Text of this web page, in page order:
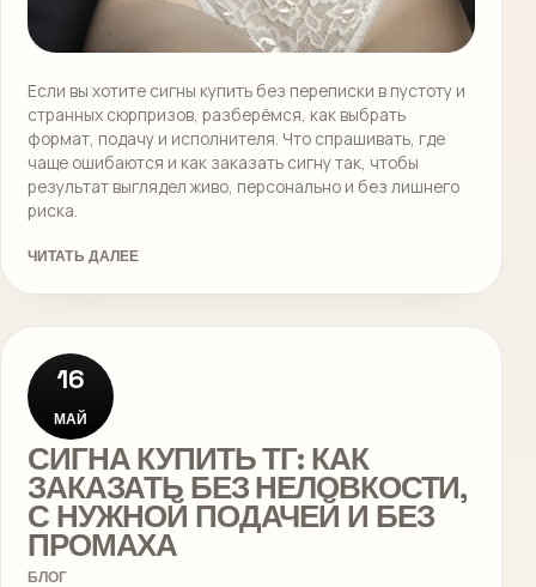
Если вы хотите сигны купить без переписки в пустоту и
странных сюрпризов, разберёмся, как выбрать
формат, подачу и исполнителя. Что спрашивать, где
чаще ошибаются и как заказать сигну так, чтобы
результат выглядел живо, персонально и без лишнего
риска.
ЧИТАТЬ ДАЛЕЕ
16
МАЙ
СИГНА КУПИТЬ ТГ: КАК
ЗАКАЗАТЬ БЕЗ НЕЛОВКОСТИ,
С НУЖНОЙ ПОДАЧЕЙ И БЕЗ
ПРОМАХА
БЛОГ